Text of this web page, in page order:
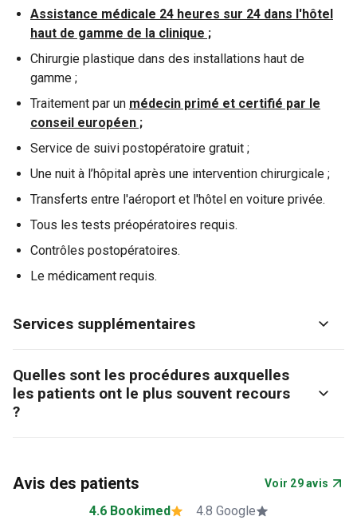
Assistance médicale 24 heures sur 24 dans l'hôtel
haut de gamme de la clinique ;
Chirurgie plastique dans des installations haut de
gamme ;
Traitement par un médecin primé et certifié par le
conseil européen ;
Service de suivi postopératoire gratuit ;
Une nuit à l’hôpital après une intervention chirurgicale ;
Transferts entre l'aéroport et l'hôtel en voiture privée.
Tous les tests préopératoires requis.
Contrôles postopératoires.
Le médicament requis.
Services supplémentaires
Quelles sont les procédures auxquelles
les patients ont le plus souvent recours
?
Avis des patients Voir 29 avis
4.6 Bookimed 4.8 Google